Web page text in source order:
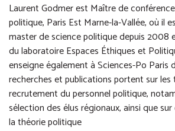
Laurent Godmer est Maître de
politique, Paris Est Marne-la-Vallée, où il
master de science politique depuis 2008
du laboratoire Espaces Éthiques et
enseigne également à Sciences-Po Paris
recherches et publications portent sur
recrutement du personnel politique,
sélection des élus régionaux, ainsi que
la théorie politique